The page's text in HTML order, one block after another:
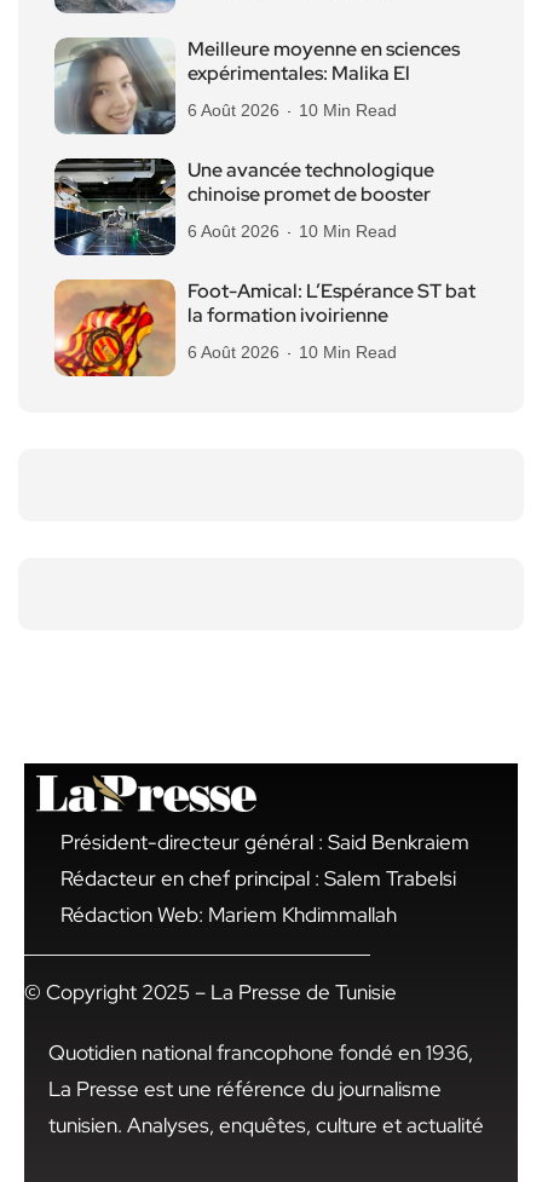
Meilleure moyenne en sciences
expérimentales: Malika El
6 Août 2026 10 Min Read
Une avancée technologique
chinoise promet de booster
6 Août 2026 10 Min Read
Foot-Amical: L’Espérance ST bat
la formation ivoirienne
6 Août 2026 10 Min Read
Président-directeur général : Said Benkraiem
Rédacteur en chef principal : Salem Trabelsi
Rédaction Web: Mariem Khdimmallah
© Copyright 2025 – La Presse de Tunisie
Quotidien national francophone fondé en 1936,
La Presse est une référence du journalisme
tunisien. Analyses, enquêtes, culture et actualité